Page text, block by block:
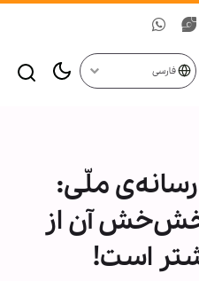
فارسی
ملّی:
آن از
است!